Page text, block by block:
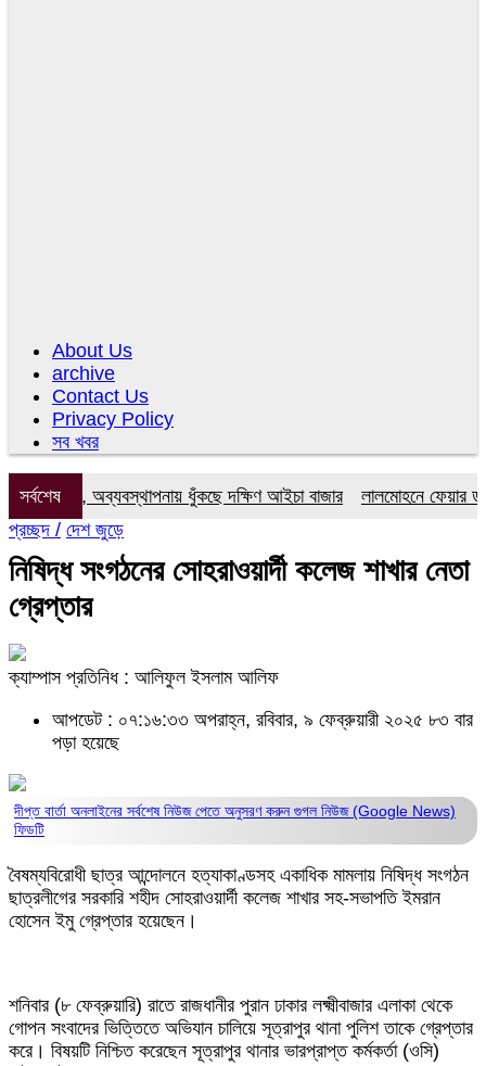
About Us
archive
Contact Us
Privacy Policy
সব খবর
সর্বশেষঅব্যবস্থাপনায় ধুঁকছে দক্ষিণ আইচা বাজার
লালমোহনে ফেয়ার
প্রচ্ছদ / দেশ জুড়ে
নিষিদ্ধ সংগঠনের সোহরাওয়ার্দী কলেজ শাখার নেতা
গ্রেপ্তার
ক্যাম্পাস প্রতিনিধ : আলিফুল ইসলাম আলিফ
আপডেট : ০৭:১৬:৩৩ অপরাহ্ন, রবিবার, ৯ ফেব্রুয়ারী ২০২৫ ৮৩ বার
পড়া হয়েছে
দীপ্ত বার্তা অনলাইনের সর্বশেষ নিউজ পেতে অনুসরণ করুনগুগল নিউজ (Google News)
ফিডটি
বৈষম্যবিরোধী ছাত্র আন্দোলনে হত্যাকাণ্ডসহ একাধিক মামলায় নিষিদ্ধ সংগঠন
ছাত্রলীগের সরকারি শহীদ সোহরাওয়ার্দী কলেজ শাখার সহ-সভাপতি ইমরান
হোসেন ইমু গ্রেপ্তার হয়েছেন।
শনিবার (৮ ফেব্রুয়ারি) রাতে রাজধানীর পুরান ঢাকার লক্ষ্মীবাজার এলাকা থেকে
গোপন সংবাদের ভিত্তিতে অভিযান চালিয়ে সূত্রাপুর থানা পুলিশ তাকে গ্রেপ্তার
করে। বিষয়টি নিশ্চিত করেছেন সূত্রাপুর থানার ভারপ্রাপ্ত কর্মকর্তা (ওসি)